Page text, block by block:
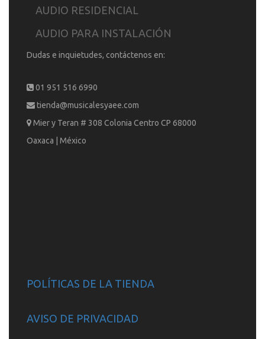
AUDIO RESIDENCIAL
AUDIO PARA INSTALACIÓN
Dudas e inquietudes, contáctenos en:
01 951 516 6990
tienda@musicalesyaee.com
Mier y Teran # 308 Colonia Centro CP 68000
Oaxaca | México
POLÍTICAS DE LA TIENDA
AVISO DE PRIVACIDAD